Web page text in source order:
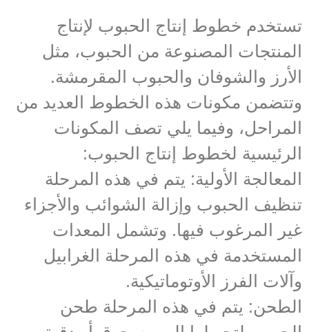
تستخدم خطوط إنتاج الحبوب لإنتاج
المنتجات المصنوعة من الحبوب، مثل
الأرز والشوفان والحبوب المقرمشة.
وتتضمن مكونات هذه الخطوط العديد من
المراحل، وفيما يلي تصف المكونات
الرئيسية لخطوط إنتاج الحبوب:
المعالجة الأولية: يتم في هذه المرحلة
تنظيف الحبوب وإزالة الشوائب والأجزاء
غير المرغوب فيها. وتشمل المعدات
المستخدمة في هذه المرحلة الغرابيل
وآلات الفرز الأوتوماتيكية.
الطحن: يتم في هذه المرحلة طحن